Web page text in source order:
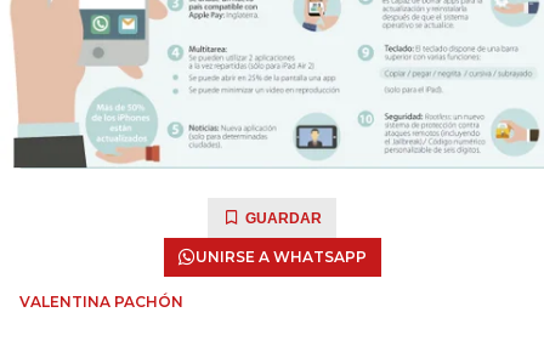
GUARDAR
UNIRSE A WHATSAPP
VALENTINA PACHÓN